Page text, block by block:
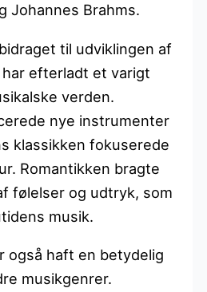
Johannes Brahms.
til udviklingen af
efterladt et varigt
verden.
nye instrumenter
klassikken fokuserede
Romantikken bragte
følelser og udtryk, som
musik.
også haft en betydelig
musikgenrer.